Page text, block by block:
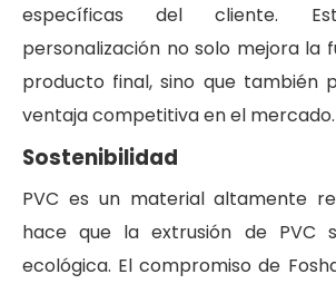
específicas del cliente.
personalización no solo mejora la
producto final, sino que también
ventaja competitiva en el mercado.
Sostenibilidad
PVC es un material altamente
hace que la extrusión de PVC
ecológica. El compromiso de